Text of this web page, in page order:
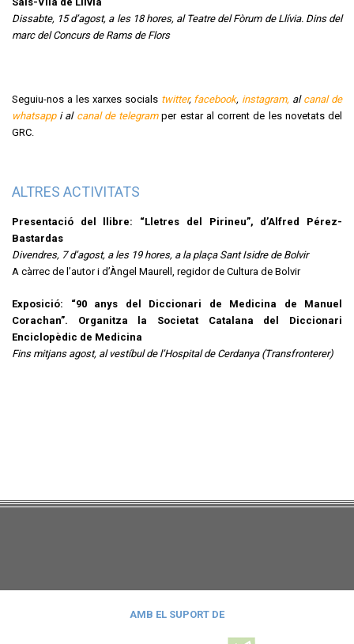
Dissabte, 15 d’agost, a les 18 hores, al Teatre del Fòrum de Llívia. Dins del
marc del Concurs de Rams de Flors
Seguiu-nos a les xarxes socials twitter, facebook, instagram, al canal de
whatsappi al canal de telegramper estar al corrent de les novetats del
GRC.
ALTRES ACTIVITATS
Presentació del llibre: “Lletres del Pirineu”, d’Alfred Pérez-
Bastardas
Divendres, 7 d’agost, a les 19 hores, a la plaça Sant Isidre de Bolvir
A càrrec de l’autor i d’Àngel Maurell, regidor de Cultura de Bolvir
Exposició: “90 anys del Diccionari de Medicina de Manuel
Corachan”. Organitza la Societat Catalana del Diccionari
Enciclopèdic de Medicina
Fins mitjans agost, al vestíbul de l’Hospital de Cerdanya (Transfronterer)
AMB EL SUPORT DE